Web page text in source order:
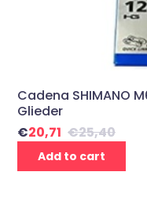
Cadena SHIMANO
Glieder
€25,40
€20,71
Add to cart